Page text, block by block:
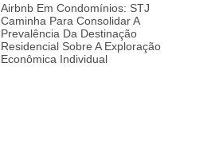
Airbnb Em Condomínios: STJ
Caminha Para Consolidar A
Prevalência Da Destinação
Residencial Sobre A Exploração
Econômica Individual